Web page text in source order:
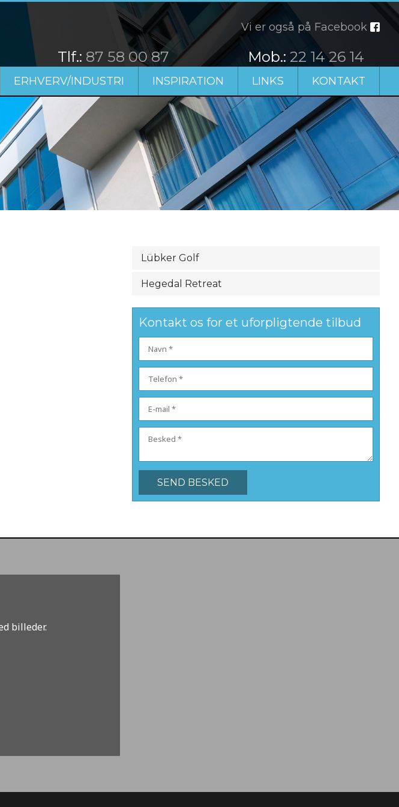
Vi er også på Facebook
​Tlf.: 87 58 00 87 ​Mob.:22 14 26 14
ERHVERV/INDUSTRI INSPIRATION LINKS KONTAKT
Lübker Golf
Hegedal Retreat
Kontakt os for et uforpligtende tilbud​
billeder.